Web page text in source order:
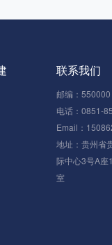
联系我们
邮编：550000
电话：0851-
Email：
地址：贵州省
际中心3号A
室